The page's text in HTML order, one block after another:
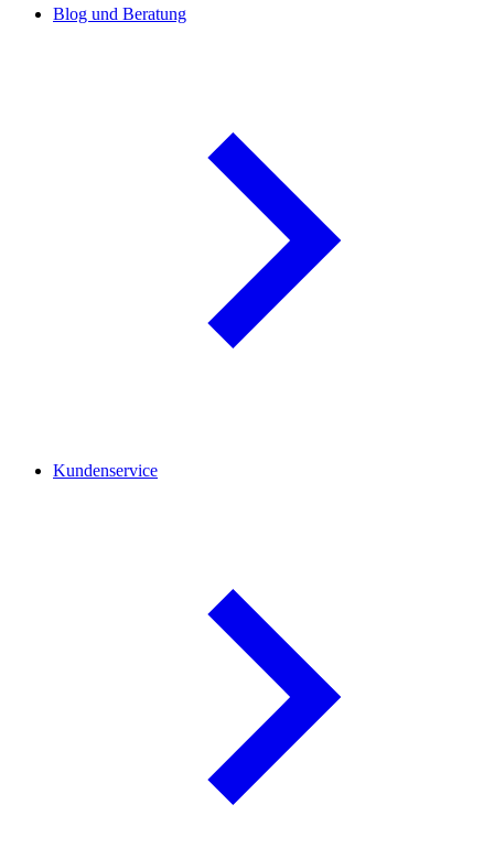
Blog und Beratung
Kundenservice